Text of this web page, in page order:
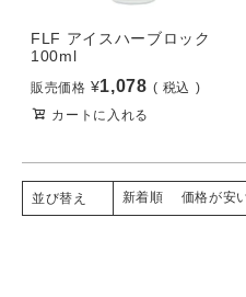
FLF アイスハーブロック
100ml
販売価格 ¥1,078
税込
カートに入れる
並び替え 新着順 価格が安